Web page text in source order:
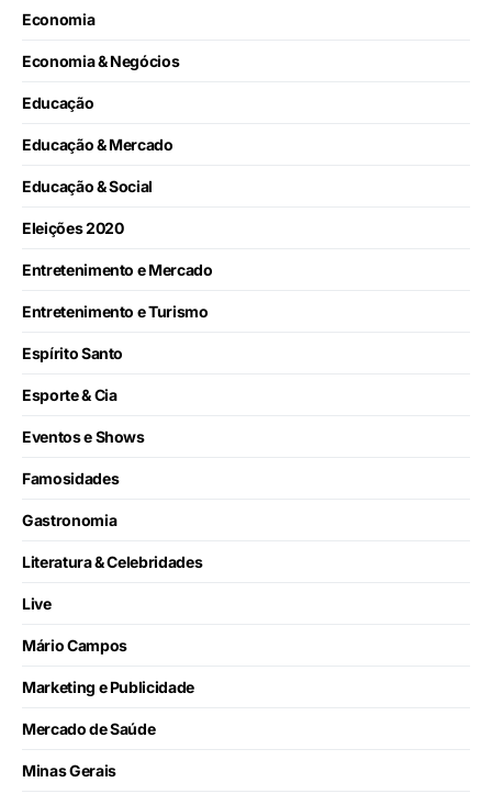
Economia
Economia & Negócios
Educação
Educação & Mercado
Educação & Social
Eleições 2020
Entretenimento e Mercado
Entretenimento e Turismo
Espírito Santo
Esporte & Cia
Eventos e Shows
Famosidades
Gastronomia
Literatura & Celebridades
Live
Mário Campos
Marketing e Publicidade
Mercado de Saúde
Minas Gerais